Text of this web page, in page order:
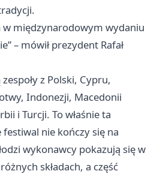
w międzynarodowym wydaniu
– mówił prezydent Rafał
z Polski, Cypru,
Indonezji, Macedonii
i Turcji. To właśnie ta
nie kończy się na
wykonawcy pokazują się w
składach, a część